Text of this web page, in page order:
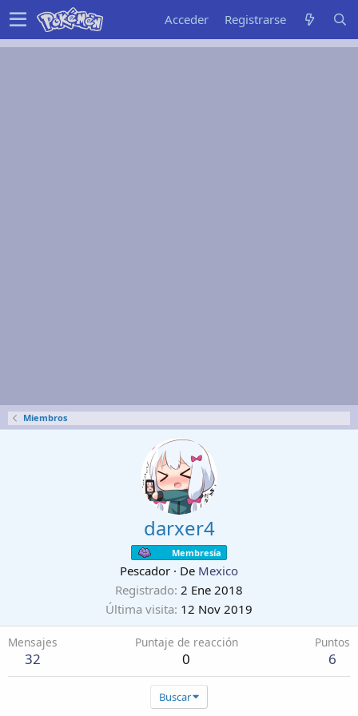
Acceder Registrarse
Miembros
darxer4
Membresía
Pescador · De Mexico
Registrado 2 Ene 2018
Última visita 12 Nov 2019
Mensajes
32
Puntaje de reacción
0
Puntos
6
Buscar